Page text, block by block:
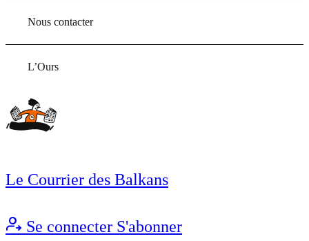
Nous contacter
L’Ours
Le Courrier des Balkans
Se connecter S'abonner